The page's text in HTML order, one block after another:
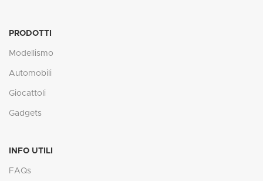
PRODOTTI
Modellismo
Automobili
Giocattoli
Gadgets
INFO UTILI
FAQs